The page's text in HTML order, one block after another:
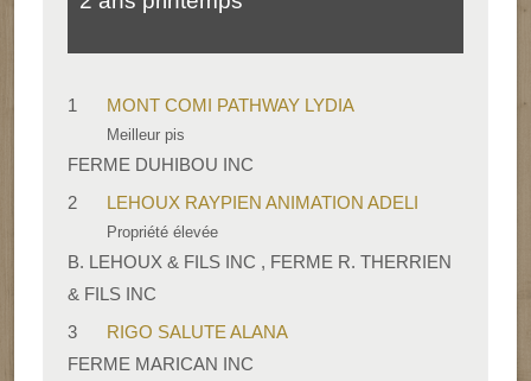
1 MONT COMI PATHWAY LYDIA
Meilleur pis
FERME DUHIBOU INC
2
LEHOUX RAYPIEN ANIMATION ADELI
Propriété élevée
B. LEHOUX & FILS INC , FERME R. THERRIEN
& FILS INC
3
RIGO SALUTE ALANA
FERME MARICAN INC